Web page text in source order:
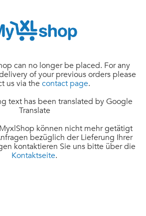
can no longer be placed. For any
of your previous orders please
us via the contact page.
text has been translated by Google
Translate
können nicht mehr getätigt
bezüglich der Lieferung Ihrer
kontaktieren Sie uns bitte über die
Kontaktseite.